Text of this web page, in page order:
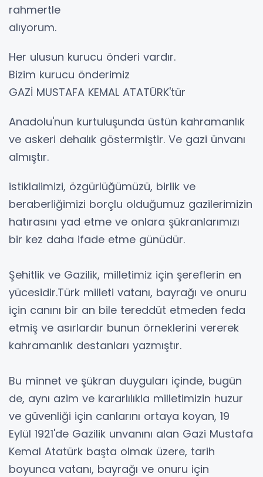
rahmertle
alıyorum.
Her ulusun kurucu önderi vardır.
Bizim kurucu önderimiz
GAZİ MUSTAFA KEMAL ATATÜRK'tür
Anadolu'nun kurtuluşunda üstün kahramanlık
ve askeri dehalık göstermiştir. Ve gazi ünvanı
almıştır.
istiklalimizi, özgürlüğümüzü, birlik ve
beraberliğimizi borçlu olduğumuz gazilerimizin
hatırasını yad etme ve onlara şükranlarımızı
bir kez daha ifade etme günüdür.
Şehitlik ve Gazilik, milletimiz için şereflerin en
yücesidir.Türk milleti vatanı, bayrağı ve onuru
için canını bir an bile tereddüt etmeden feda
etmiş ve asırlardır bunun örneklerini vererek
kahramanlık destanları yazmıştır.
Bu minnet ve şükran duyguları içinde, bugün
de, aynı azim ve kararlılıkla milletimizin huzur
ve güvenliği için canlarını ortaya koyan, 19
Eylül 1921'de Gazilik unvanını alan Gazi Mustafa
Kemal Atatürk başta olmak üzere, tarih
boyunca vatanı, bayrağı ve onuru için